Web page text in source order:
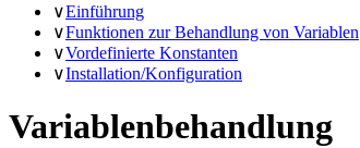
∨Einführung
∨Funktionen zur Behandlung von Variablen
∨Vordefinierte Konstanten
∨Installation/Konfiguration
Variablenbehandlung